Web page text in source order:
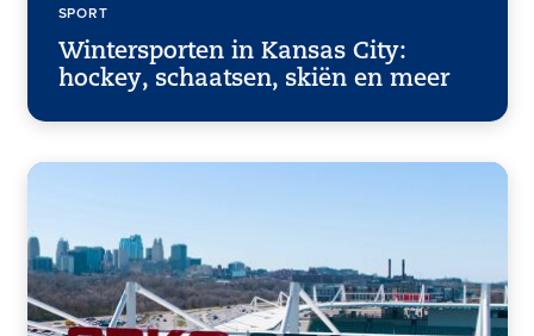
SPORT
Wintersporten in Kansas City:
hockey, schaatsen, skiën en meer